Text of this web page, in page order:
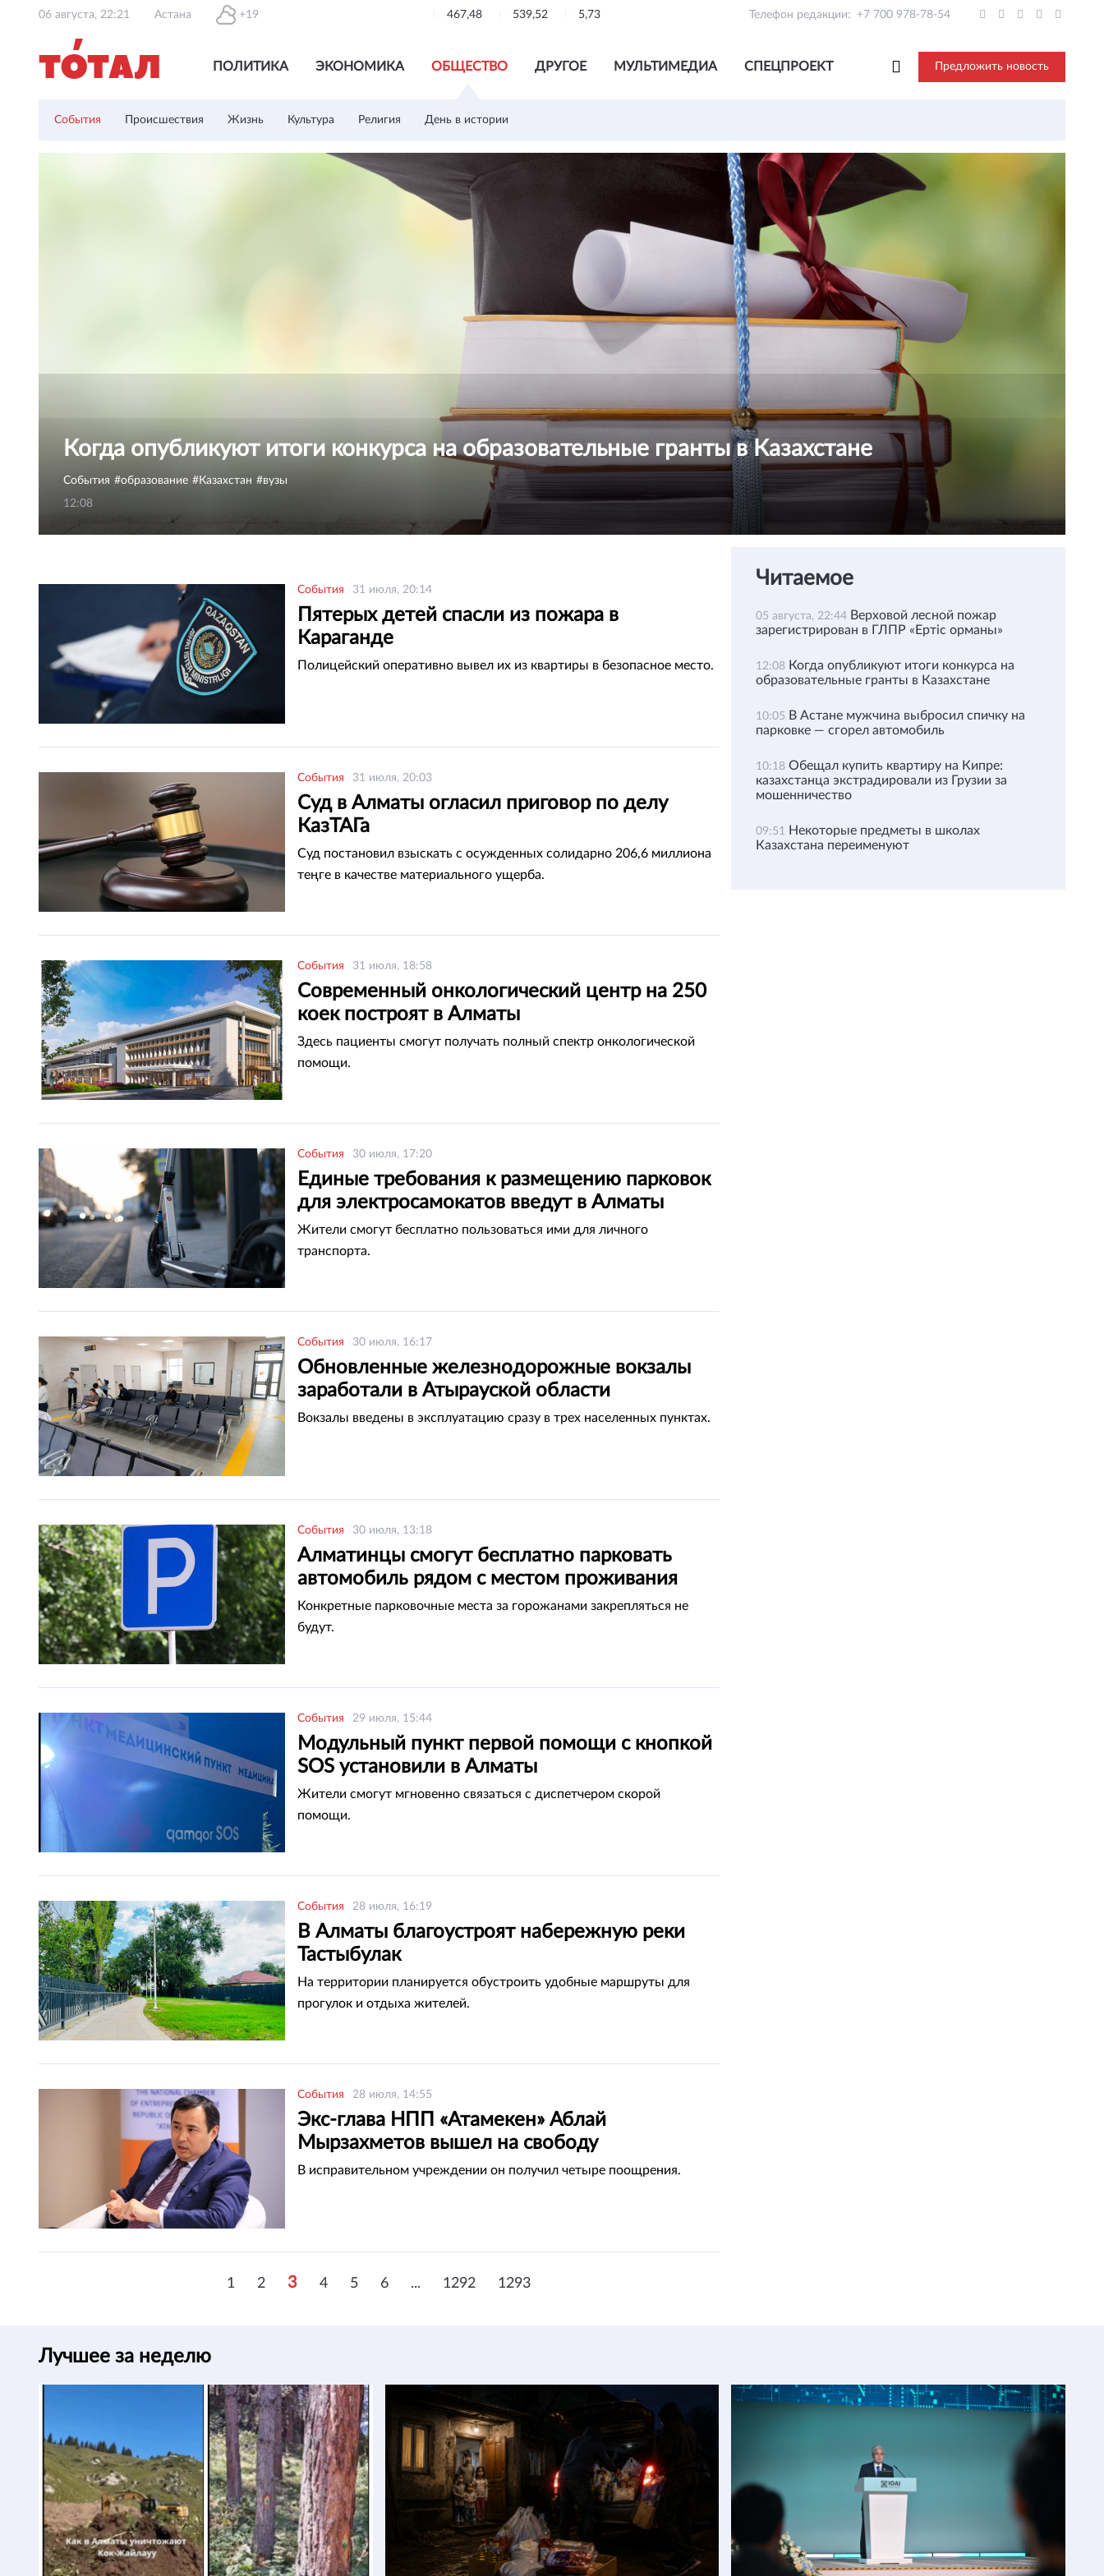
06 августа, 22:21 Астана +19 467,48 539,52 5,73 Телефон редакции: +7 700 978-78-54
ПОЛИТИКА ЭКОНОМИКА ОБЩЕСТВО ДРУГОЕ МУЛЬТИМЕДИА СПЕЦПРОЕКТ Предложить новость
События Происшествия Жизнь Культура Религия День в истории
Когда опубликуют итоги конкурса на образовательные гранты в Казахстане
События образование Казахстан
вузы
12:08
События 31 июля, 20:14
Пятерых детей спасли из пожара в
Караганде
Полицейский оперативно вывел их из квартиры в безопасное место.
События 31 июля, 20:03
Суд в Алматы огласил приговор по делу
КазТАГа
Суд постановил взыскать с осужденных солидарно 206,6 миллиона
теңге в качестве материального ущерба.
События 31 июля, 18:58
Современный онкологический центр на 250
коек построят в Алматы
Здесь пациенты смогут получать полный спектр онкологической
помощи.
События 30 июля, 17:20
Единые требования к размещению парковок
для электросамокатов введут в Алматы
Жители смогут бесплатно пользоваться ими для личного
транспорта.
События 30 июля, 16:17
Обновленные железнодорожные вокзалы
заработали в Атырауской области
Вокзалы введены в эксплуатацию сразу в трех населенных пунктах.
События 30 июля, 13:18
Алматинцы смогут бесплатно парковать
автомобиль рядом с местом проживания
Конкретные парковочные места за горожанами закрепляться не
будут.
События 29 июля, 15:44
Модульный пункт первой помощи с кнопкой
SOS установили в Алматы
Жители смогут мгновенно связаться с диспетчером скорой
помощи.
События 28 июля, 16:19
В Алматы благоустроят набережную реки
Тастыбулак
На территории планируется обустроить удобные маршруты для
прогулок и отдыха жителей.
События 28 июля, 14:55
Экс-глава НПП «Атамекен» Аблай
Мырзахметов вышел на свободу
В исправительном учреждении он получил четыре поощрения.
1 2 3 4 5 6 ... 1292 1293
Читаемое
05 августа, 22:44 Верховой лесной пожар
зарегистрирован в ГЛПР «Ертіс орманы»
12:08 Когда опубликуют итоги конкурса на
образовательные гранты в Казахстане
10:05 В Астане мужчина выбросил спичку на
парковке — сгорел автомобиль
10:18 Обещал купить квартиру на Кипре:
казахстанца экстрадировали из Грузии за
мошенничество
09:51 Некоторые предметы в школах
Казахстана переименуют
Лучшее за неделю